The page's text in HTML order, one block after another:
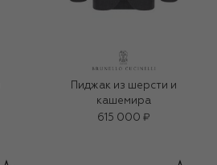
Пиджак из шерсти и
кашемира
615 000 ₽